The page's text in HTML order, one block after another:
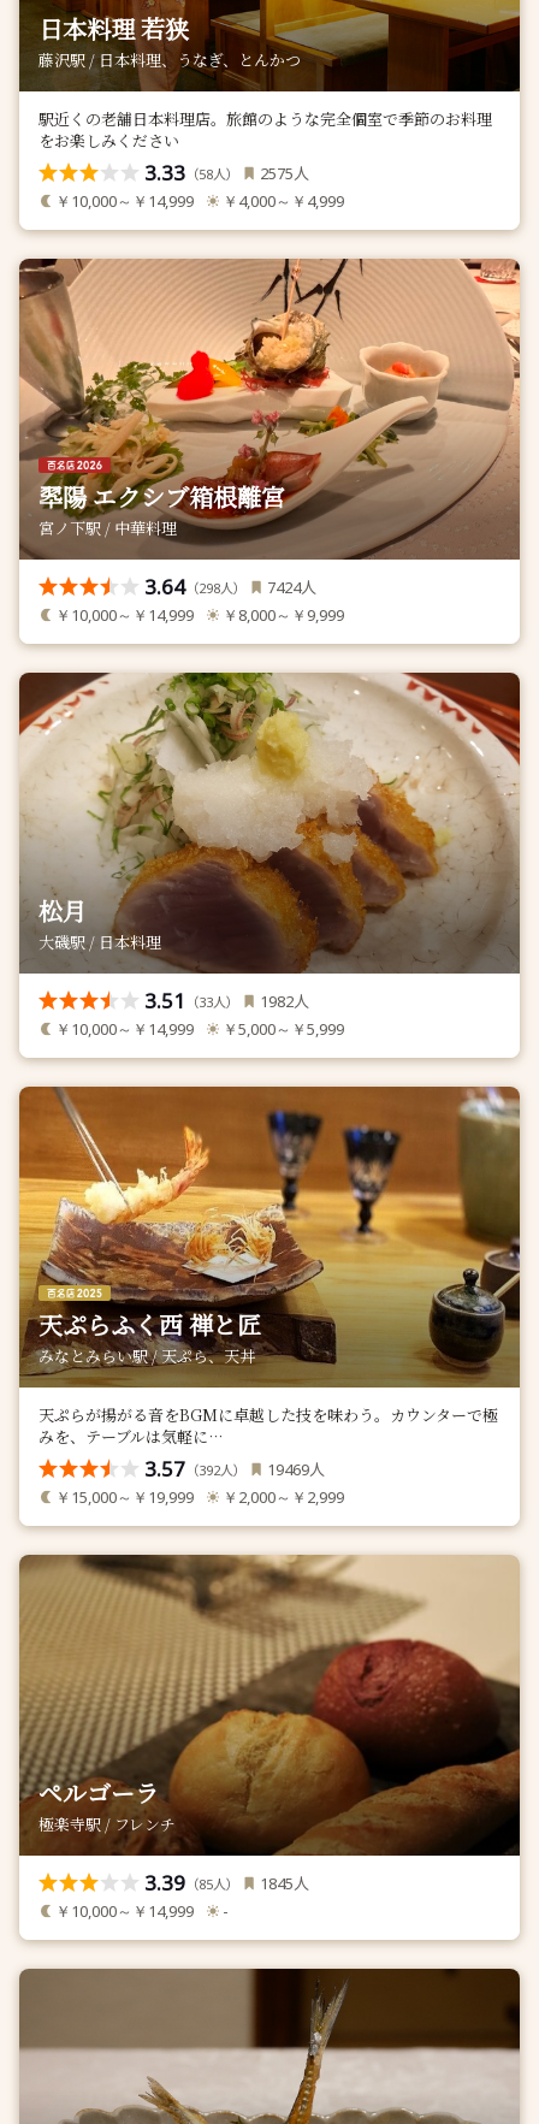
日本料理 若狭
藤沢駅 / 日本料理、うなぎ、とんかつ
駅近くの老舗日本料理店。旅館のような完全個室で季節のお料理
をお楽しみください
3.33 （58人） 2575人
￥10,000～￥14,999 ￥4,000～￥4,999
翆陽 エクシブ箱根離宮
宮ノ下駅 / 中華料理
3.64（298人） 7424人
￥10,000～￥14,999 ￥8,000～￥9,999
松月
大磯駅 / 日本料理
3.51 （33人） 1982人
￥10,000～￥14,999 ￥5,000～￥5,999
天ぷらふく西 禅と匠
みなとみらい駅 / 天ぷら、天丼
天ぷらが揚がる音をBGMに卓越した技を味わう。カウンターで極
みを、テーブルは気軽に…
3.57 （392人） 19469人
￥15,000～￥19,999 ￥2,000～￥2,999
ペルゴーラ
極楽寺駅 / フレンチ
3.39 （85人） 1845人
￥10,000～￥14,999 -